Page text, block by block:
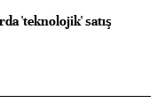
'teknolojik' satış